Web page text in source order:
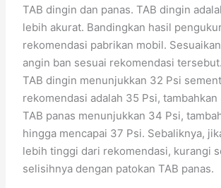
TAB dingin dan panas. TAB dingin
lebih akurat. Bandingkan hasil
rekomendasi pabrikan mobil.
angin ban sesuai rekomendasi
TAB dingin menunjukkan 32 Psi
rekomendasi adalah 35 Psi, tambahkan
TAB panas menunjukkan 34 Psi,
hingga mencapai 37 Psi. Sebaliknya,
lebih tinggi dari rekomendasi, kurangi
selisihnya dengan patokan TAB panas.